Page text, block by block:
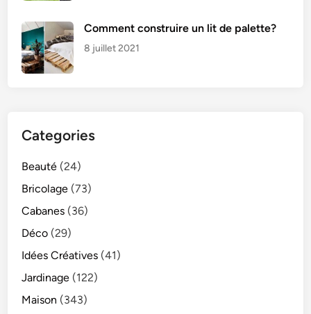
Comment construire un lit de palette?
8 juillet 2021
Categories
Beauté (24)
Bricolage (73)
Cabanes (36)
Déco (29)
Idées Créatives (41)
Jardinage (122)
Maison (343)